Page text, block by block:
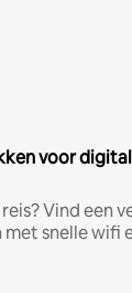
voor
Vind een
snelle wifi